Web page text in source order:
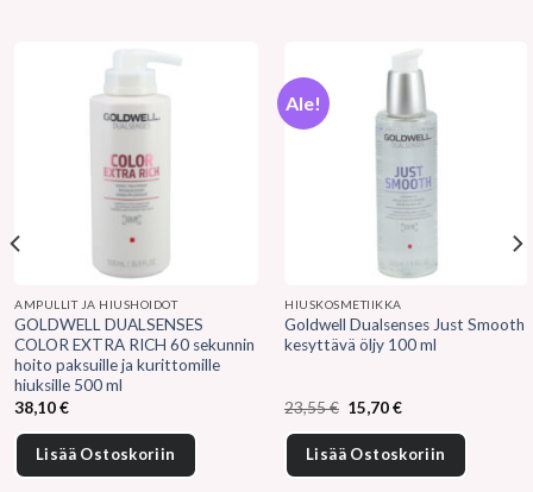
AMPULLIT JA HIUSHOIDOT
GOLDWELL DUALSENSES
COLOR EXTRA RICH 60 sekunnin
hoito paksuille ja kurittomille
hiuksille 500 ml
38,10€
Lisää Ostoskoriin
Ale!
HIUSKOSMETIIKKA
Goldwell Dualsenses Just Smooth
kesyttävä öljy 100 ml
23,55€ Alkuperäinen
hinta
oli:
23,55 €.
15,70€Nykyinen
on:
15,70 €.
Lisää Ostoskoriin